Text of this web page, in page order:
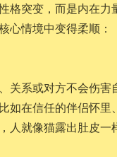
格突变，而是内在力
心情境中变得柔顺：
关系或对方不会伤害
如在信任的伴侣怀里
人就像猫露出肚皮一